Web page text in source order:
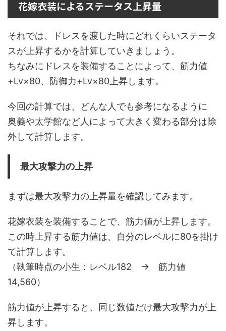
花嫁衣装によるステータス上昇量
それでは、ドレスを渡した時にどれくらいステータ
スが上昇するかを計算していきましょう。
ちなみにドレスを装備することによって、筋力値
+Lv×80、防御力+Lv×80上昇します。
今回の計算では、どんな人でも参考になるように
奥義や太学館など人によって大きく変わる部分は除
外して計算します。
最大攻撃力の上昇
まずは最大攻撃力の上昇量を確認してみます。
花嫁衣装を装備することで、筋力値が上昇します。
この時上昇する筋力値は、自分のレベルに80を掛け
て計算します。
（執筆時点の小生：レベル182 → 筋力値
14,560）
筋力値が上昇すると、同じ数値だけ最大攻撃力が上
昇します。